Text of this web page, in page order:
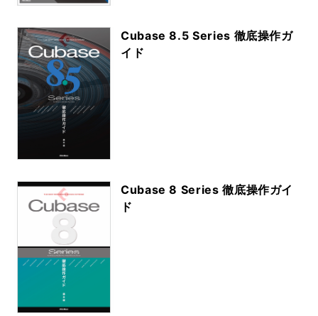
Cubase 8.5 Series 徹底操作ガ
イド
Cubase 8 Series 徹底操作ガイ
ド